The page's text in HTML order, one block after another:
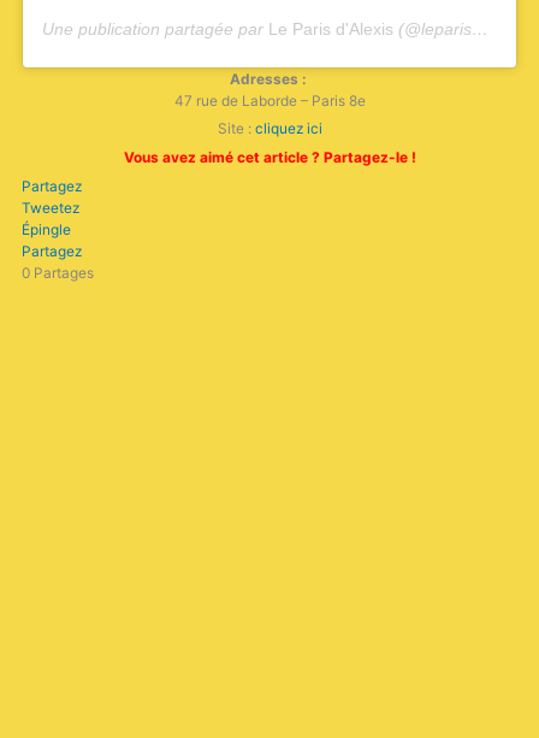
Une publication partagée par Le Paris d'Alexis (@leparisdalexis) le
Adresses :
47 rue de Laborde – Paris 8e
Site : cliquez ici
Vous avez aimé cet article ? Partagez-le !
Partagez
Tweetez
Épingle
Partagez
0 Partages